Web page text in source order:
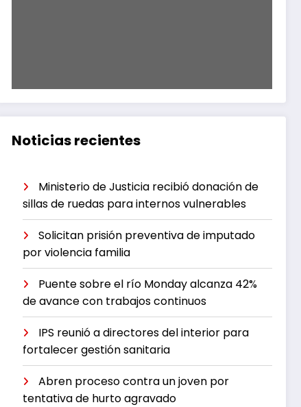
Noticias recientes
Ministerio de Justicia recibió donación de
sillas de ruedas para internos vulnerables
Solicitan prisión preventiva de imputado
por violencia familia
Puente sobre el río Monday alcanza 42%
de avance con trabajos continuos
IPS reunió a directores del interior para
fortalecer gestión sanitaria
Abren proceso contra un joven por
tentativa de hurto agravado